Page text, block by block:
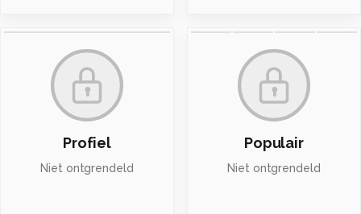
Profiel
Niet ontgrendeld
Populair
Niet ontgrendeld